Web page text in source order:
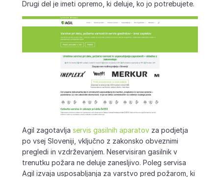
Drugi del je imeti opremo, ki deluje, ko jo potrebujete.
Agil zagotavlja servis gasilnih aparatovza podjetja
po vsej Sloveniji, vključno z zakonsko obveznimi
pregledi in vzdrževanjem. Neservisiran gasilnik v
trenutku požara ne deluje zanesljivo. Poleg servisa
Agil izvaja usposabljanja za varstvo pred požarom, ki